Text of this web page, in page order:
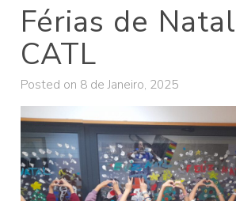
Férias de
CATL
Posted on 8 de Janeiro, 2025